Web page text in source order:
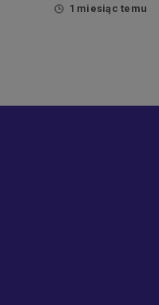
1 miesiąc temu